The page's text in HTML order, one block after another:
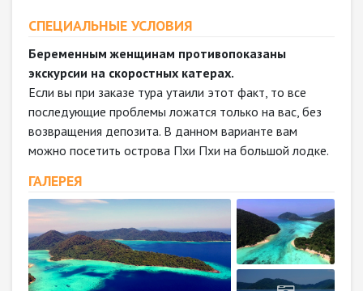
СПЕЦИАЛЬНЫЕ УСЛОВИЯ
Беременным женщинам противопоказаны
экскурсии на скоростных катерах.
Если вы при заказе тура утаили этот факт, то все
последующие проблемы ложатся только на вас, без
возвращения депозита. В данном варианте вам
можно посетить острова Пхи Пхи на большой лодке.
ГАЛЕРЕЯ